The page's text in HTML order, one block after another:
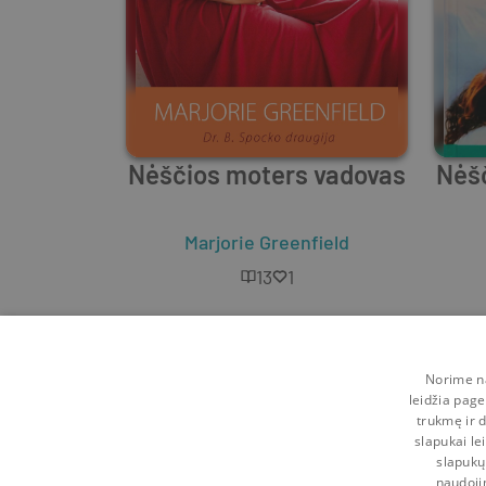
Nėščios moters vadovas
Marjorie Greenfield
13
1
Norime
leidžia
trukmę ir
slapukai